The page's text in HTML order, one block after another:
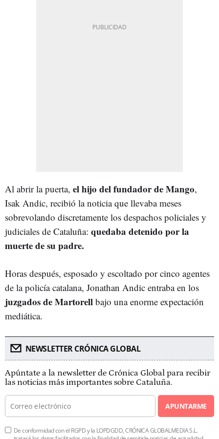
Al abrir la puerta, el hijo del fundador de Mango,
Isak Andic, recibió la noticia que llevaba meses
sobrevolando discretamente los despachos policiales y
judiciales de Cataluña: quedaba detenido por la
muerte de su padre.
Horas después, esposado y escoltado por cinco agentes
de la policía catalana, Jonathan Andic entraba en los
juzgados de Martorell bajo una enorme expectación
mediática.
NEWSLETTER CRÓNICA GLOBAL
Apúntate a la newsletter de Crónica Global para recibir
las noticias más importantes sobre Cataluña.
APUNTARME
De conformidad con el RGPD y la LOPDGDD, CRÓNICA GLOBALMEDIA S.L.